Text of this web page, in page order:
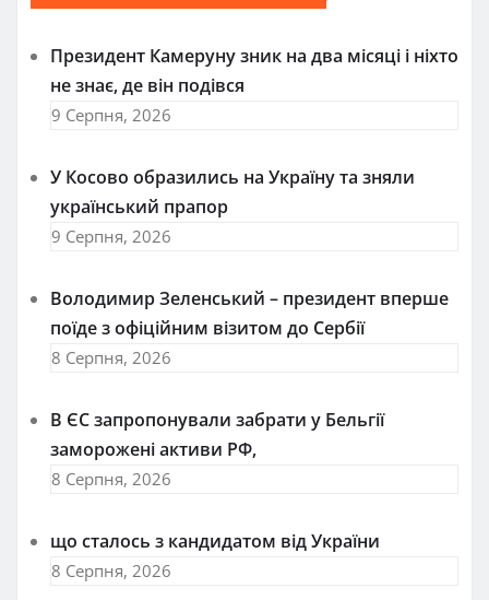
Президент Камеруну зник на два місяці і ніхто
не знає, де він подівся
9 Серпня, 2026
У Косово образились на Україну та зняли
український прапор
9 Серпня, 2026
Володимир Зеленський – президент вперше
поїде з офіційним візитом до Сербії
8 Серпня, 2026
В ЄС запропонували забрати у Бельгії
заморожені активи РФ,
8 Серпня, 2026
що сталось з кандидатом від України
8 Серпня, 2026